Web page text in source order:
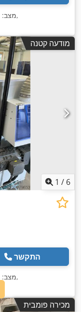
מצב:,
מודעה קטנה
1 / 6
התקשר
מצב:,
מכירה פומבית